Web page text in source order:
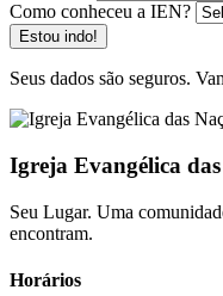
Como conheceu a IEN?
Estou indo!
Seus dados são seguros.
Igreja Evangélica das
Seu Lugar. Uma
encontram.
Horários